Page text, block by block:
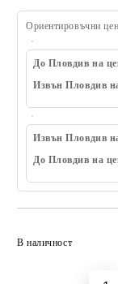
Ориентировъчни
До Пловдив на
Извън Пловдив
Извън Пловдив
До Пловдив на
В наличност